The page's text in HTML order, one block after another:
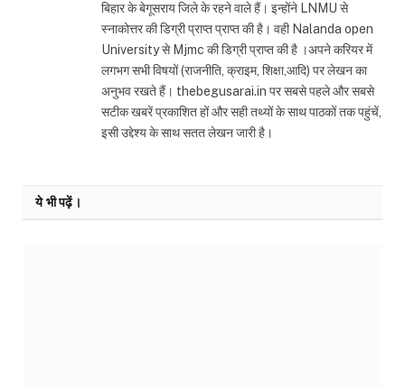
बिहार के बेगूसराय जिले के रहने वाले हैं। इन्होंने LNMU से
स्नाकोत्तर की डिग्री प्राप्त प्राप्त की है। वही Nalanda open
University से Mjmc की डिग्री प्राप्त की है ।अपने करियर में
लगभग सभी विषयों (राजनीति, क्राइम, शिक्षा,आदि) पर लेखन का
अनुभव रखते हैं। thebegusarai.in पर सबसे पहले और सबसे
सटीक खबरें प्रकाशित हों और सही तथ्यों के साथ पाठकों तक पहुंचें,
इसी उद्देश्य के साथ सतत लेखन जारी है।
ये भी पढ़ें।